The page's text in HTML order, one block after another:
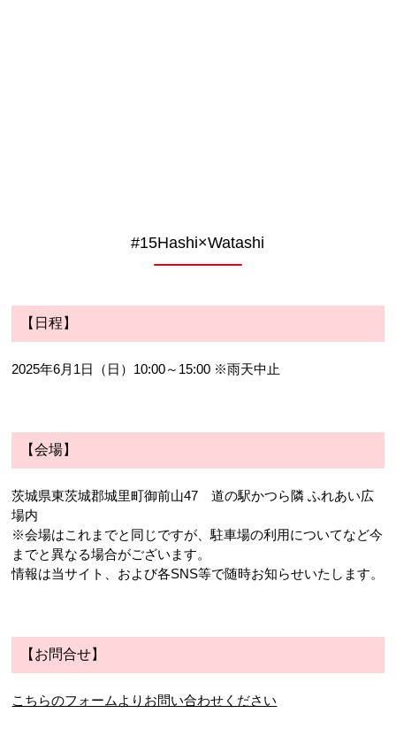
#15Hashi×Watashi
【日程】
2025年6月1日（日）10:00～15:00 ※雨天中止
【会場】
茨城県東茨城郡城里町御前山47 道の駅かつら隣 ふれあい広
場内
※会場はこれまでと同じですが、駐車場の利用についてなど今
までと異なる場合がございます。
情報は当サイト、および各SNS等で随時お知らせいたします。
【お問合せ】
こちらのフォームよりお問い合わせください